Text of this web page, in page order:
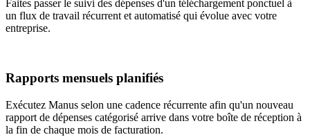
Faites passer le suivi des dépenses d'un téléchargement ponctuel à
un flux de travail récurrent et automatisé qui évolue avec votre
entreprise.
Rapports mensuels planifiés
Exécutez Manus selon une cadence récurrente afin qu'un nouveau
rapport de dépenses catégorisé arrive dans votre boîte de réception à
la fin de chaque mois de facturation.